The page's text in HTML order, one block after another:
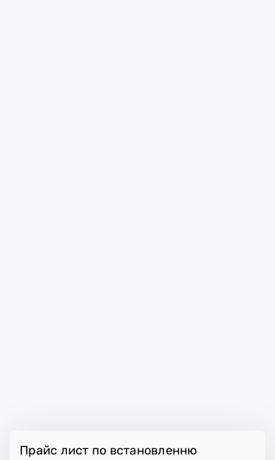
Прайс лист по встановленню